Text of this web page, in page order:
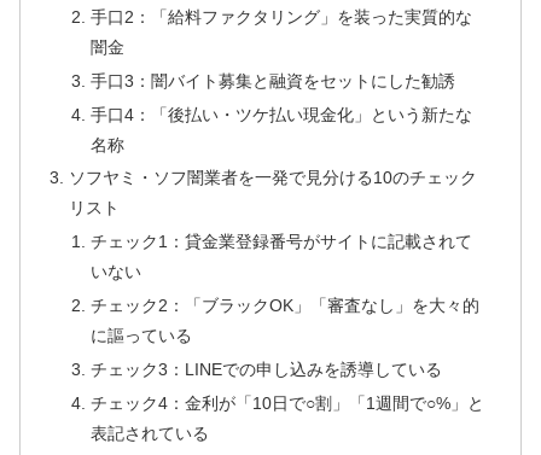
手口2：「給料ファクタリング」を装った実質的な
闇金
手口3：闇バイト募集と融資をセットにした勧誘
手口4：「後払い・ツケ払い現金化」という新たな
名称
ソフヤミ・ソフ闇業者を一発で見分ける10のチェック
リスト
チェック1：貸金業登録番号がサイトに記載されて
いない
チェック2：「ブラックOK」「審査なし」を大々的
に謳っている
チェック3：LINEでの申し込みを誘導している
チェック4：金利が「10日で○割」「1週間で○%」と
表記されている